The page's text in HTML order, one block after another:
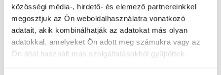
közösségi média-, hirdető- és elemező partnereinkkel
megosztjuk az Ön weboldalhasználatra vonatkozó
adatait, akik kombinálhatják az adatokat más olyan
adatokkal, amelyeket Ön adott meg számukra vagy az
Ön által használt más szolgáltatásokból gyűjtöttek.